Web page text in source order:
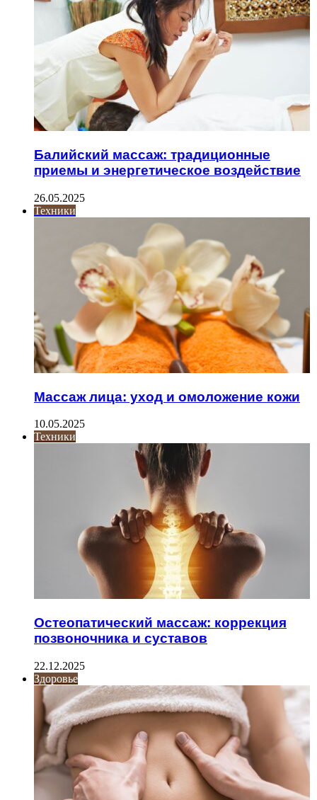
Балийский массаж: традиционные
приемы и энергетическое воздействие
26.05.2025
Техники
Массаж лица: уход и омоложение кожи
10.05.2025
Техники
Остеопатический массаж: коррекция
позвоночника и суставов
22.12.2025
Здоровье